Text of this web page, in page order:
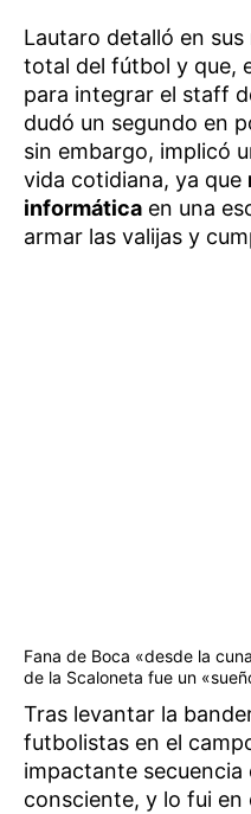
Lautaro detalló en
total del fútbol y que,
para integrar el staff
dudó un segundo en
sin embargo, implicó
vida cotidiana, ya que
informática en una
armar las valijas y
Fana de Boca «desde la
de la Scaloneta fue un
Tras levantar la
futbolistas en el
impactante
consciente, y lo fui